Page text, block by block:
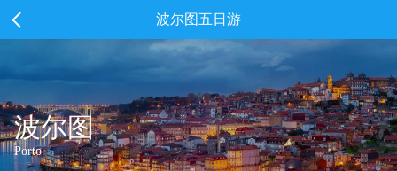
波尔图五日游
波尔图
Porto